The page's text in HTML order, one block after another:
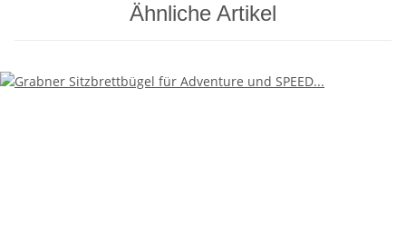
Ähnliche Artikel